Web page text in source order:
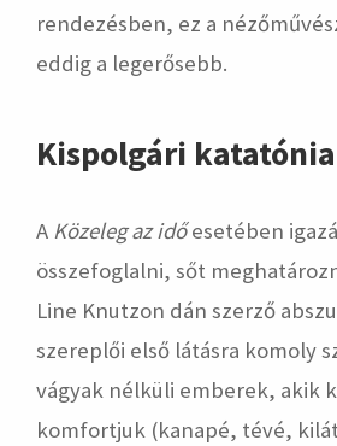
rendezésben, ez a
eddig a legerősebb.
Kispolgári katatónia
A Közeleg az időesetében
összefoglalni, sőt
Line Knutzon dán szerző
szereplői első látásra komoly
vágyak nélküli emberek, akik
komfortjuk (kanapé, tévé,